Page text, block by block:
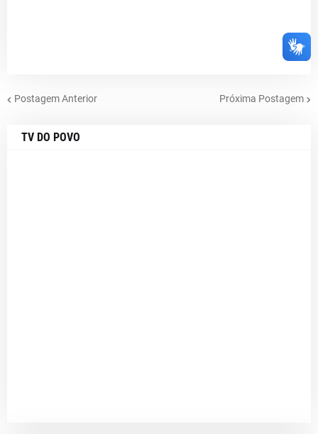
Postagem Anterior Próxima Postagem
TV DO POVO